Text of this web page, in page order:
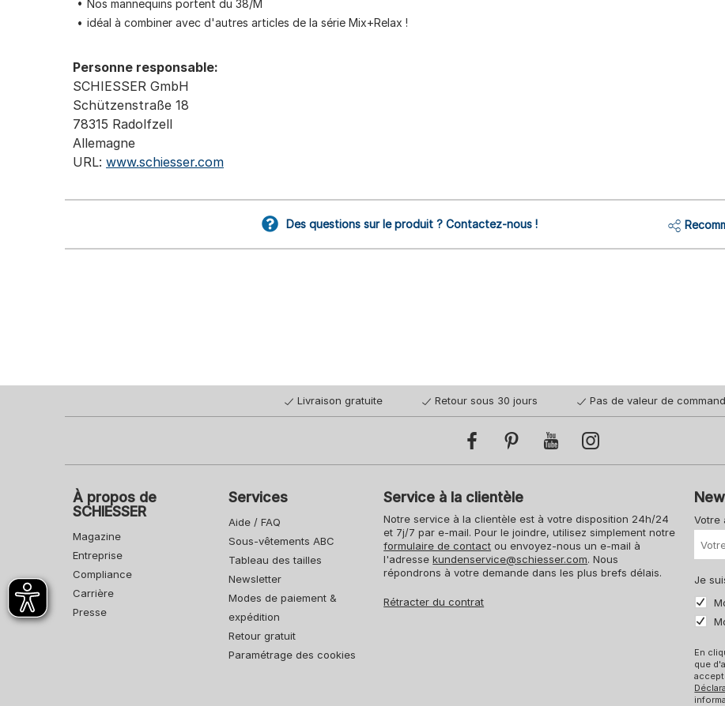
Nos mannequins portent du 38/M
idéal à combiner avec d'autres articles de la série Mix+Relax !
Personne responsable:
SCHIESSER GmbH
Schützenstraße 18
78315 Radolfzell
Allemagne
URL: www.schiesser.com
Des questions sur le produit ? Contactez-nous !
Livraison gratuite Retour sous 30 jours Pas de valeur de
À propos de
SCHIESSER
Magazine
Entreprise
Compliance
Carrière
Presse
Services
Aide / FAQ
Sous-vêtements ABC
Tableau des tailles
Newsletter
Modes de paiement &
expédition
Retour gratuit
Paramétrage des cookies
Service à la clientèle
Notre service à la clientèle est à votre disposition 24h/24
et 7j/7 par e-mail. Pour le joindre, utilisez simplement notre
formulaire de contact ou envoyez-nous un e-mail à
l'adressekundenservice@schiesser.com. Nous
répondrons à votre demande dans les plus brefs délais.
Rétracter du contrat
Votre
Je
En
que